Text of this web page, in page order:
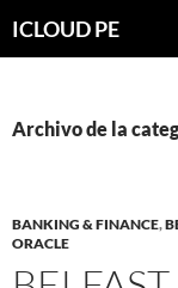
hacia
ICLOUD PE
Archivo de la
BANKING & FINANCE,
ORACLE